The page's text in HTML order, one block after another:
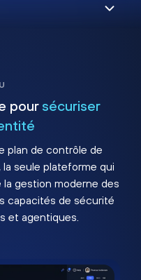
pour sécuriser
plan de contrôle de
, la seule plateforme qui
gestion moderne des
capacités de sécurité
et agentiques.